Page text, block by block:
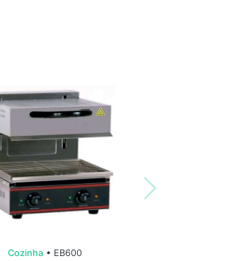
Cozinha• EB600